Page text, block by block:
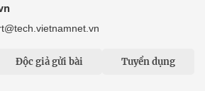
Độc giả gửi bài Tuyển dụng